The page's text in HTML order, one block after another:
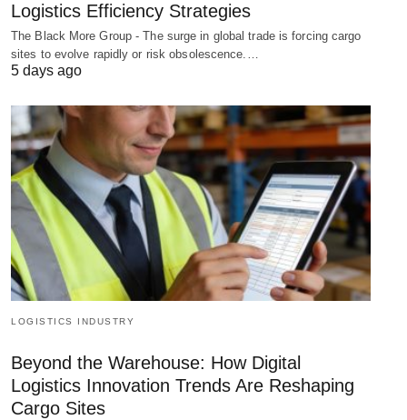
Logistics Efficiency Strategies
The Black More Group - The surge in global trade is forcing cargo
sites to evolve rapidly or risk obsolescence.…
5 days ago
LOGISTICS INDUSTRY
Beyond the Warehouse: How Digital
Logistics Innovation Trends Are Reshaping
Cargo Sites